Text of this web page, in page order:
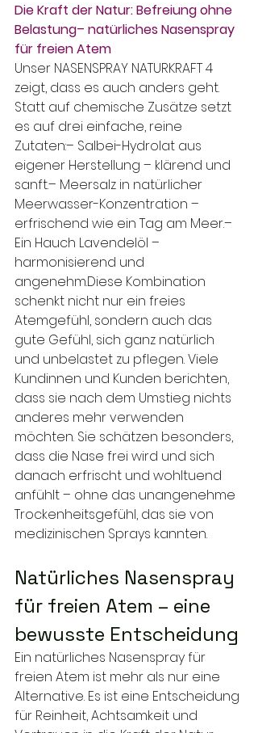
Die Kraft der Natur: Befreiung ohne
Belastung– natürliches Nasenspray
für freien Atem
Unser NASENSPRAY NATURKRAFT 4
zeigt, dass es auch anders geht.
Statt auf chemische Zusätze setzt
es auf drei einfache, reine
Zutaten:– Salbei-Hydrolat aus
eigener Herstellung – klärend und
sanft.– Meersalz in natürlicher
Meerwasser-Konzentration –
erfrischend wie ein Tag am Meer.–
Ein Hauch Lavendelöl –
harmonisierend und
angenehm.Diese Kombination
schenkt nicht nur ein freies
Atemgefühl, sondern auch das
gute Gefühl, sich ganz natürlich
und unbelastet zu pflegen. Viele
Kundinnen und Kunden berichten,
dass sie nach dem Umstieg nichts
anderes mehr verwenden
möchten. Sie schätzen besonders,
dass die Nase frei wird und sich
danach erfrischt und wohltuend
anfühlt – ohne das unangenehme
Trockenheitsgefühl, das sie von
medizinischen Sprays kannten.
Natürliches Nasenspray
für freien Atem – eine
bewusste Entscheidung
Ein natürliches Nasenspray für
freien Atem ist mehr als nur eine
Alternative. Es ist eine Entscheidung
für Reinheit, Achtsamkeit und